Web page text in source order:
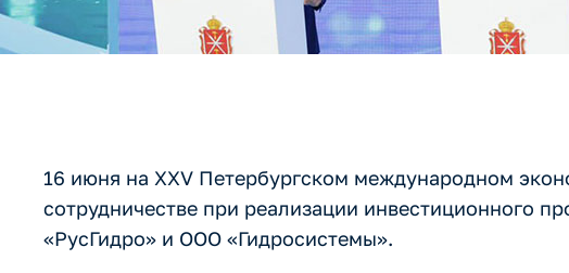
16 июня на XXV Петербургском международном
сотрудничестве при реализации инвестиционного
«РусГидро» и ООО «Гидросистемы».